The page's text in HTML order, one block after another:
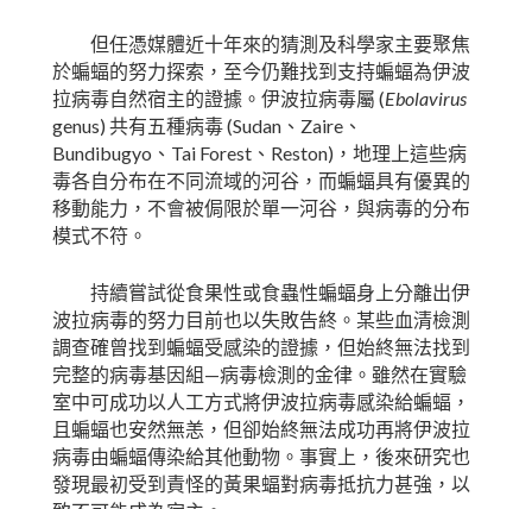
但任憑媒體近十年來的猜測及科學家主要聚焦
於蝙蝠的努力探索，至今仍難找到支持蝙蝠為伊波
拉病毒自然宿主的證據。伊波拉病毒屬 (Ebolavirus
genus) 共有五種病毒(Sudan 、 Zaire 、
Bundibugyo 、 Tai Forest 、 Reston) ，地理上這些病
毒各自分布在不同流域的河谷，而蝙蝠具有優異的
移動能力，不會被侷限於單一河谷，與病毒的分布
模式不符。
持續嘗試從食果性或食蟲性蝙蝠身上分離出伊
波拉病毒的努力目前也以失敗告終。某些血清檢測
調查確曾找到蝙蝠受感染的證據，但始終無法找到
完整的病毒基因組—病毒檢測的金律。雖然在實驗
室中可成功以人工方式將伊波拉病毒感染給蝙蝠，
且蝙蝠也安然無恙，但卻始終無法成功再將伊波拉
病毒由蝙蝠傳染給其他動物。事實上，後來研究也
發現最初受到責怪的黃果蝠對病毒抵抗力甚強，以